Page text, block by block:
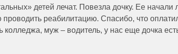
детей лечат. Повезла дочку. Ее
реабилитацию. Спасибо, что
колледжа, муж – водитель, у нас еще дочка